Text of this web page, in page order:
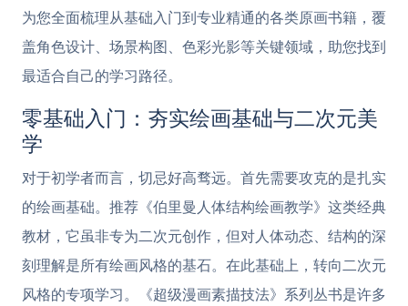
为您全面梳理从基础入门到专业精通的各类原画书籍，覆
盖角色设计、场景构图、色彩光影等关键领域，助您找到
最适合自己的学习路径。
零基础入门：夯实绘画基础与二次元美
学
对于初学者而言，切忌好高骛远。首先需要攻克的是扎实
的绘画基础。推荐《伯里曼人体结构绘画教学》这类经典
教材，它虽非专为二次元创作，但对人体动态、结构的深
刻理解是所有绘画风格的基石。在此基础上，转向二次元
风格的专项学习。《超级漫画素描技法》系列丛书是许多